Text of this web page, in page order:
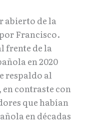
abierto de la
Francisco.
frente de la
en 2020
respaldo al
contraste con
que habían
en décadas